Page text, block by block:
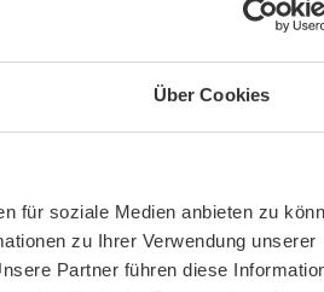
Über Cookies
für soziale Medien anbieten zu
zu Ihrer Verwendung unserer
Partner führen diese
Trainingsfehlern, die das
der Laufumfänge oder
, das die